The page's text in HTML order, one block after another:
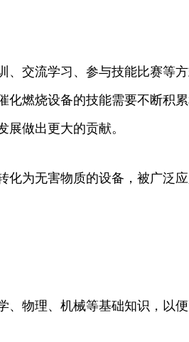
、交流学习、参与技能比赛等
化燃烧设备的技能需要不断积
做出更大的贡献。
化为无害物质的设备，被广泛
、物理、机械等基础知识，以